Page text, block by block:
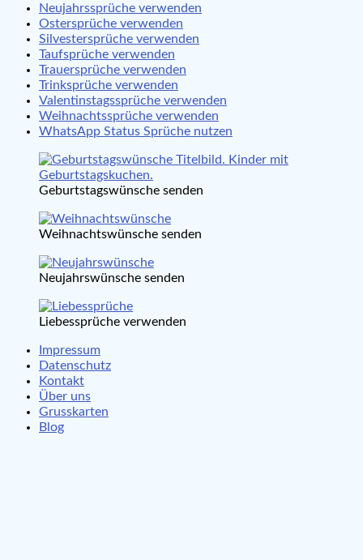
Neujahrssprüche verwenden
Ostersprüche verwenden
Silvestersprüche verwenden
Taufsprüche verwenden
Trauersprüche verwenden
Trinksprüche verwenden
Valentinstagssprüche verwenden
Weihnachtssprüche verwenden
WhatsApp Status Sprüche nutzen
Geburtstagswünsche senden
Weihnachtswünsche senden
Neujahrswünsche senden
Liebessprüche verwenden
Impressum
Datenschutz
Kontakt
Über uns
Grusskarten
Blog